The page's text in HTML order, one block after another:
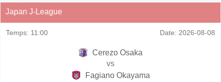
Japan J-League
Temps: 11:00 Date: 2026-08-08
Cerezo Osaka
vs
Fagiano Okayama